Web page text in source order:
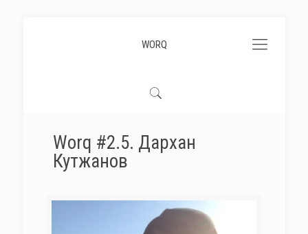
WORQ
Worq #2.5. Дархан
Кутжанов